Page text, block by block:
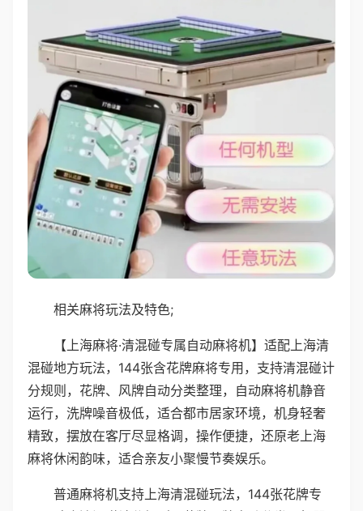
相关麻将玩法及特色;
【上海麻将·清混碰专属自动麻将机】适配上海清
混碰地方玩法，144张含花牌麻将专用，支持清混碰计
分规则，花牌、风牌自动分类整理，自动麻将机静音
运行，洗牌噪音极低，适合都市居家环境，机身轻奢
精致，摆放在客厅尽显格调，操作便捷，还原老上海
麻将休闲韵味，适合亲友小聚慢节奏娱乐。
普通麻将机支持上海清混碰玩法，144张花牌专